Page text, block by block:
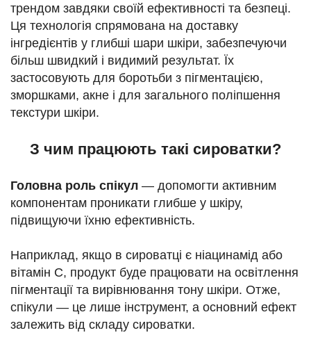
трендом завдяки своїй ефективності та безпеці.
Ця технологія спрямована на доставку
інгредієнтів у глибші шари шкіри, забезпечуючи
більш швидкий і видимий результат. Їх
застосовують для боротьби з пігментацією,
зморшками, акне і для загального поліпшення
текстури шкіри.
З чим працюють такі сироватки?
Головна роль спікул — допомогти активним
компонентам проникати глибше у шкіру,
підвищуючи їхню ефективність.
Наприклад, якщо в сироватці є ніацинамід або
вітамін С, продукт буде працювати на освітлення
пігментації та вирівнювання тону шкіри. Отже,
спікули — це лише інструмент, а основний ефект
залежить від складу сироватки.